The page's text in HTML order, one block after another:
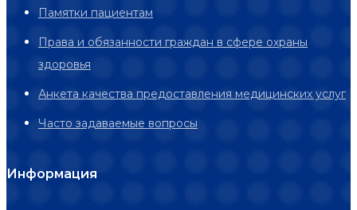
Памятки пациентам
Права и обязанности граждан в сфере охраны
здоровья
Анкета качества предоставления медицинских услуг
Часто задаваемые вопросы
Информация